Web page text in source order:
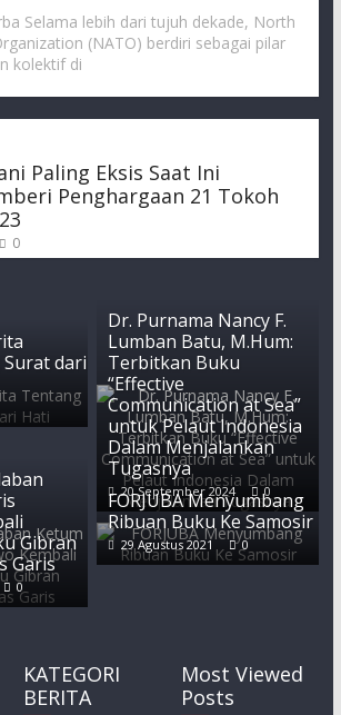
Selama lebih dari tujuh dekade, North
(NATO) berdiri sebagai pilar
kolektif di
Paling Eksis Saat Ini
Penghargaan 21 Tokoh
0
dari
Dr. Purnama Nancy F.
Lumban Batu, M.Hum:
Terbitkan Buku
“Effective
Communication at Sea”
untuk Pelaut Indonesia
Dalam Menjalankan
Tugasnya
20 September 2024 0
Gibran
Garis
0
FORJUBA Menyumbang
Ribuan Buku Ke Samosir
29 Agustus 2021 0
KATEGORI
BERITA
Most Viewed
Posts